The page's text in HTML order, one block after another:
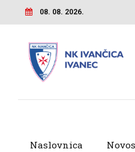
08. 08. 2026.
Naslovnica